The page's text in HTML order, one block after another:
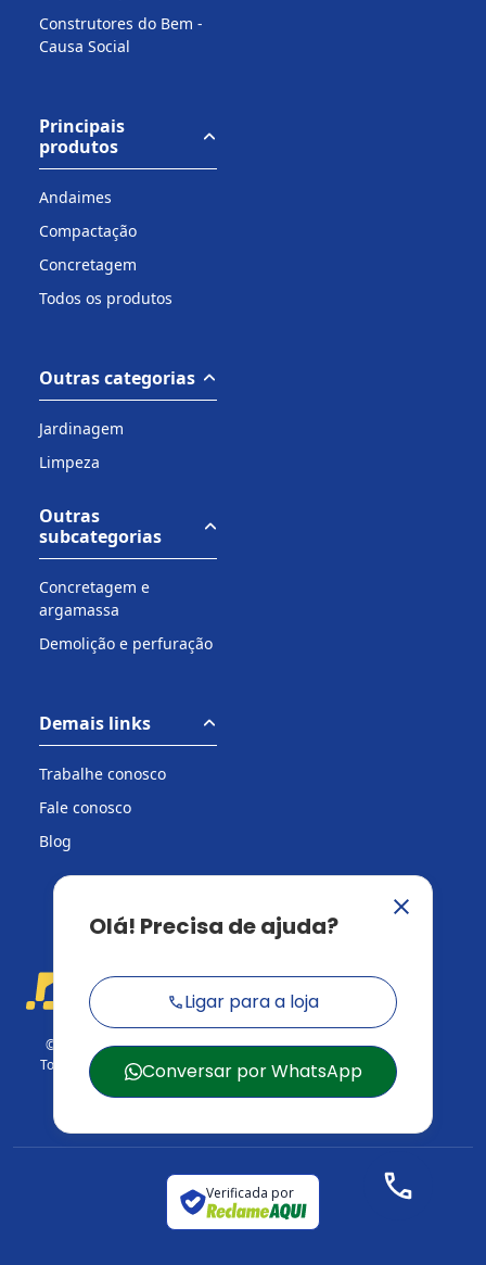
Construtores do Bem -
Causa Social
Principais
produtos
Andaimes
Compactação
Concretagem
Todos os produtos
Outras categorias
Jardinagem
Limpeza
Outras
subcategorias
Concretagem e
argamassa
Demolição e perfuração
Demais links
Trabalhe conosco
Fale conosco
Blog
© 2026 Casa do Construtor.
Todos os direitos reservados.
CNPJ: 03.729.824/001-95
Verificada por